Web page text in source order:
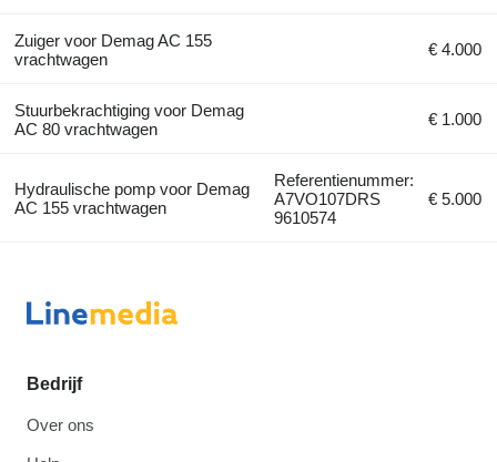
Zuiger voor Demag AC 155
vrachtwagen
€ 4.000
Stuurbekrachtiging voor Demag
AC 80 vrachtwagen
€ 1.000
Hydraulische pomp voor Demag
AC 155 vrachtwagen
Referentienummer:
A7VO107DRS
9610574
€ 5.000
Bedrijf
Over ons